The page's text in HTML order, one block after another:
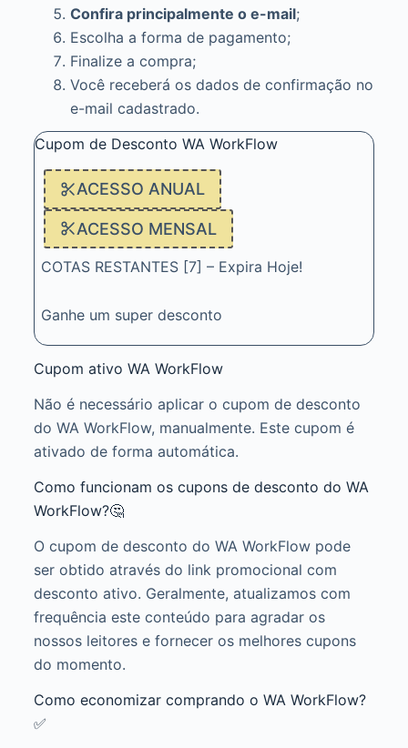
Confira principalmente o e-mail;
Escolha a forma de pagamento;
Finalize a compra;
Você receberá os dados de confirmação no
e-mail cadastrado.
Cupom de Desconto WA WorkFlow
ACESSO ANUAL
ACESSO MENSAL
COTAS RESTANTES [7] – Expira Hoje!
Ganhe um super desconto
Cupom ativo WA WorkFlow
Não é necessário aplicar o cupom de desconto
do WA WorkFlow, manualmente. Este cupom é
ativado de forma automática.
Como funcionam os cupons de desconto do WA
WorkFlow?🤔
O cupom de desconto do WA WorkFlow pode
ser obtido através do link promocional com
desconto ativo. Geralmente, atualizamos com
frequência este conteúdo para agradar os
nossos leitores e fornecer os melhores cupons
do momento.
Como economizar comprando o WA WorkFlow?
✅